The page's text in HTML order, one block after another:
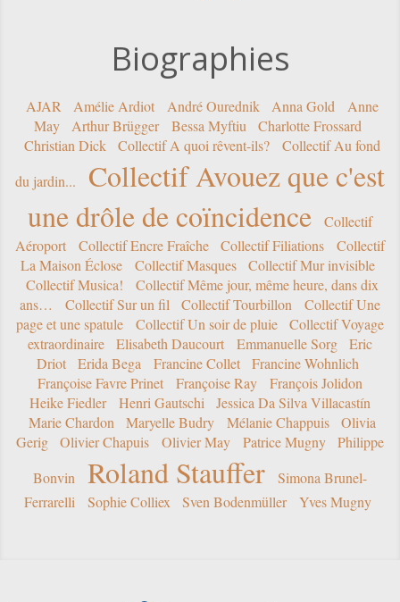
Biographies
AJAR Amélie Ardiot André Ourednik Anna Gold
Anne
May
Arthur Brügger Bessa Myftiu
Charlotte Frossard
Christian Dick
Collectif A quoi rêvent-ils?
Collectif Au fond
du jardin...
Collectif Avouez que c'est
une drôle de coïncidence
Collectif
Aéroport
Collectif Encre Fraîche Collectif Filiations
Collectif
La Maison Éclose
Collectif Masques
Collectif Mur invisible
Collectif Musica!
Collectif Même jour, même heure, dans dix
ans…
Collectif Sur un fil Collectif Tourbillon
Collectif Une
page et une spatule
Collectif Un soir de pluie
Collectif Voyage
extraordinaire
Elisabeth Daucourt Emmanuelle Sorg
Eric
Driot
Erida Bega Francine Collet
Francine Wohnlich
Françoise Favre Prinet
Françoise Ray
François Jolidon
Heike Fiedler
Henri Gautschi
Jessica Da Silva Villacastín
Marie Chardon
Maryelle Budry Mélanie Chappuis
Olivia
Gerig
Olivier Chapuis Olivier May Patrice Mugny
Philippe
Bonvin
Roland Stauffer
Simona Brunel-
Ferrarelli
Sophie Colliex Sven Bodenmüller Yves Mugny